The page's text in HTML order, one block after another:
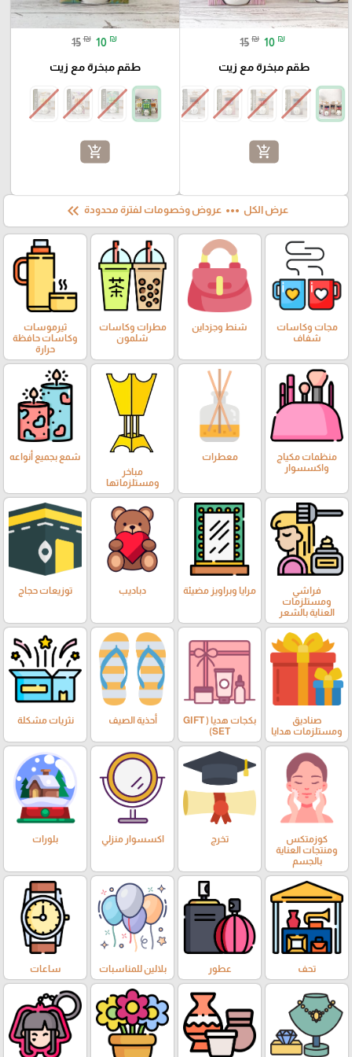
15 ₪ 10 ₪
طقم مبخرة مع زيت
add_shopping_cart
15 ₪ 10 ₪
طقم مبخرة مع زيت
add_shopping_cart
عرض الكل more_horiz عروض وخصومات لفترة محدودة keyboard_double_arrow_left
مجات وكاسات
شفاف
شنط وجزداين
مطرات وكاسات
شلمون
ثيرموسات
وكاسات حافظة
حرارة
منظمات مكياج
واكسسوار
معطرات
مباخر
ومستلزماتها
شمع بجميع أنواعه
فراشي
ومستلزمات
العناية بالشعر
مرايا وبراويز مضيئة دباديب توزيعات حجاج
صناديق
ومستلزمات هدايا
بكجات هديا ( GIFT
SET)
أحذية الصيف نثريات مشكلة
كوزمتكس
ومنتجات العناية
بالجسم
تخرج اكسسوار منزلي بلورات
تحف عطور بلالين للمناسبات ساعات